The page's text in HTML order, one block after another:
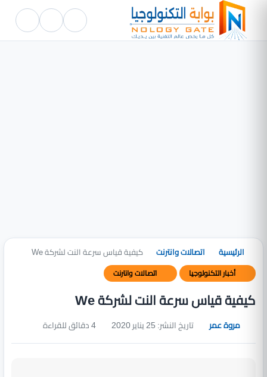
الرئيسية اتصالات وانترنت كيفية قياس سرعة النت لشركة We
أخبار التكنولوجيا اتصالات وانترنت
كيفية قياس سرعة النت لشركة We
مروة عمر تاريخ النشر: 25 يناير 2020